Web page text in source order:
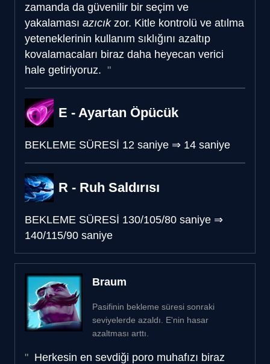
zamanda da güvenilir bir seçim ve
yakalaması azıcıkzor. Kitle kontrolü ve atılma
yeteneklerinin kullanım sıklığını azaltıp
kovalamacaları biraz daha heyecan verici
hale getiriyoruz.
E - Ayartan Öpücük
BEKLEME SÜRESİ 12 saniye ⇒ 14 saniye
R - Ruh Saldırısı
BEKLEME SÜRESİ 130/105/80 saniye ⇒
140/115/90 saniye
Braum
Pasifinin bekleme süresi sonraki
seviyelerde azaldı. E'nin hasar
azaltması arttı.
Herkesin en sevdiği poro muhafızı biraz